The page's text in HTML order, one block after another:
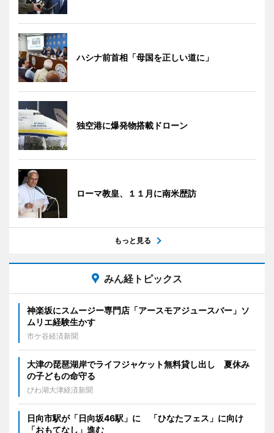
ハシナ前首相「母国を正しい道に」
独空港に爆発物搭載ドローン
ローマ教皇、１１月に南米歴訪
もっと見る
みん経トピックス
神楽坂にスムージー専門店「アースモアジュースバー」ソ
ムリエ経験生かす
市ケ谷経済新聞
大津の琵琶湖岸でライフジャケット無料貸し出し 夏休み
の子どもの命守る
びわ湖大津経済新聞
日向市駅が「日向坂46駅」に 「ひなたフェス」に向け
「おもてなし」進む